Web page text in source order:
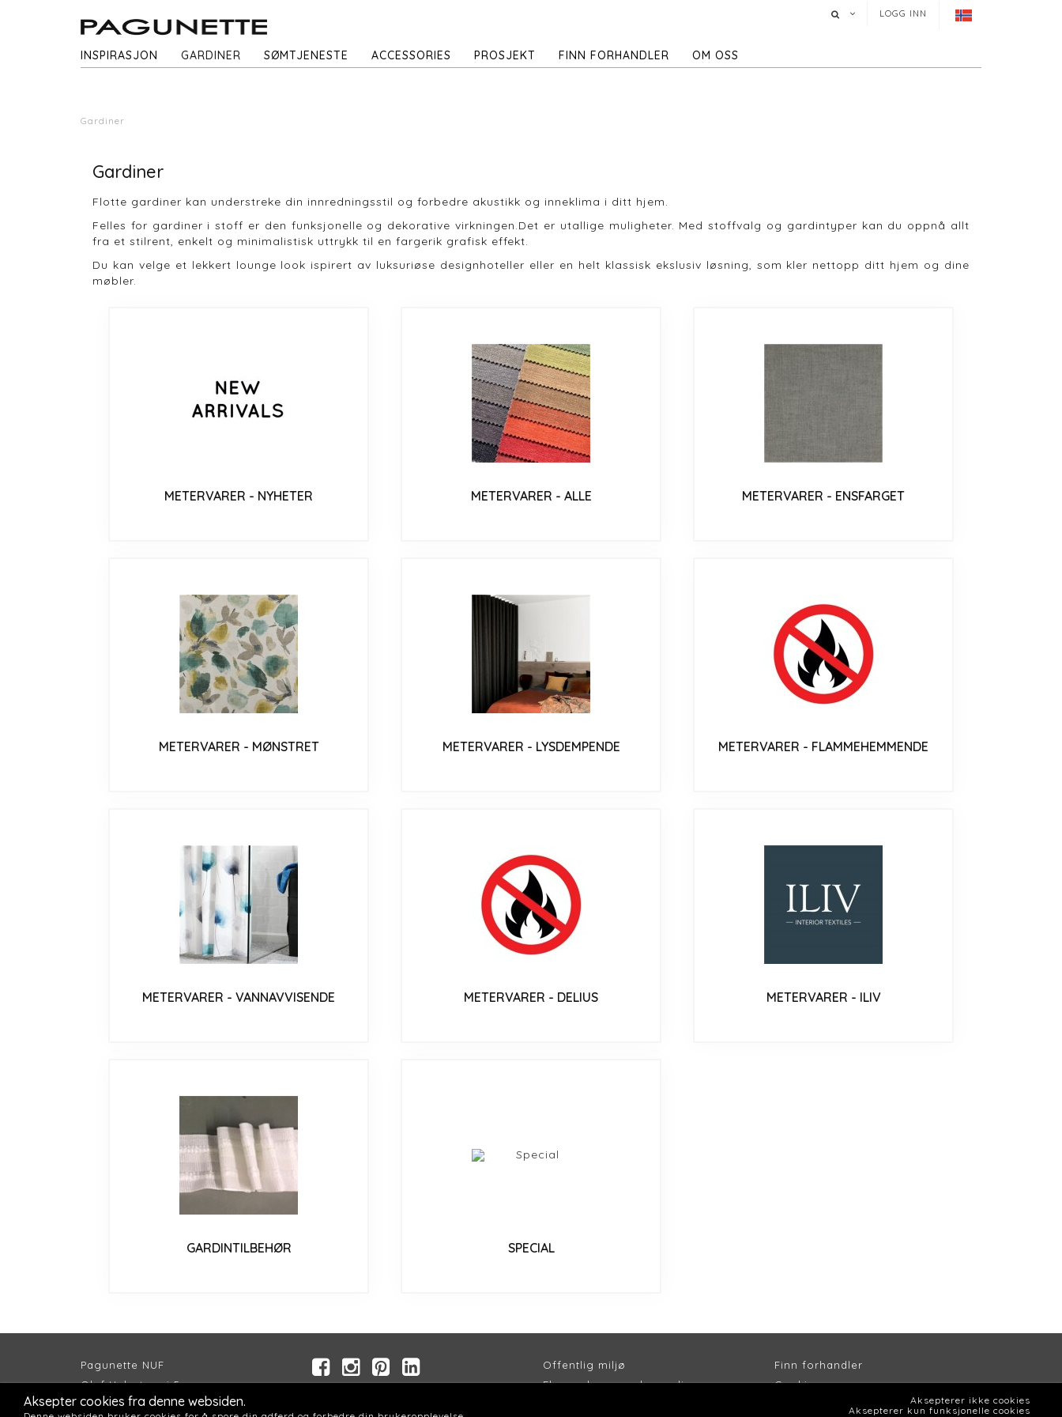
LOGG INN
INSPIRASJON GARDINER SØMTJENESTE ACCESSORIES PROSJEKT FINN FORHANDLER OM OSS
Gardiner
Gardiner
Flotte gardiner kan understreke din innredningsstil og forbedre akustikk og inneklima i ditt hjem.
Felles for gardiner i stoff er den funksjonelle og dekorative virkningen.Det er utallige muligheter. Med stoffvalg og gardintyper kan du oppnå allt
fra et stilrent, enkelt og minimalistisk uttrykk til en fargerik grafisk effekt.
Du kan velge et lekkert lounge look ispirert av luksuriøse designhoteller eller en helt klassisk ekslusiv løsning, som kler nettopp ditt hjem og dine
møbler.
METERVARER - NYHETER METERVARER - ALLE METERVARER - ENSFARGET
METERVARER - MØNSTRET METERVARER - LYSDEMPENDE METERVARER - FLAMMEHEMMENDE
METERVARER - VANNAVVISENDE METERVARER - DELIUS METERVARER - ILIV
GARDINTILBEHØR SPECIAL
Pagunette NUF
Olaf Helsets vei 5
NO-0694 OSLO
Offentlig miljø
Flammehemmende gardiner
Finn forhandler
Cookies
Aksepter cookies fra denne websiden.
Aksepterer ikke cookies
Aksepterer kun funksjonelle cookies